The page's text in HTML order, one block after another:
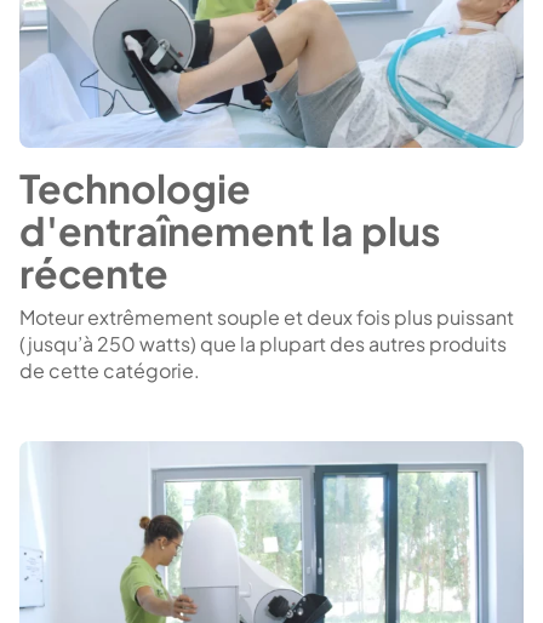
Technologie
d'entraînement la plus
récente
Moteur extrêmement souple et deux fois plus puissant
(jusqu’à 250 watts) que la plupart des autres produits
de cette catégorie.